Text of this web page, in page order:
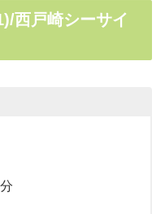
西戸崎シーサイ